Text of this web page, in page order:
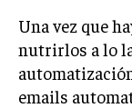
GESTIÓN
Una vez que
nutrirlos a lo
emails